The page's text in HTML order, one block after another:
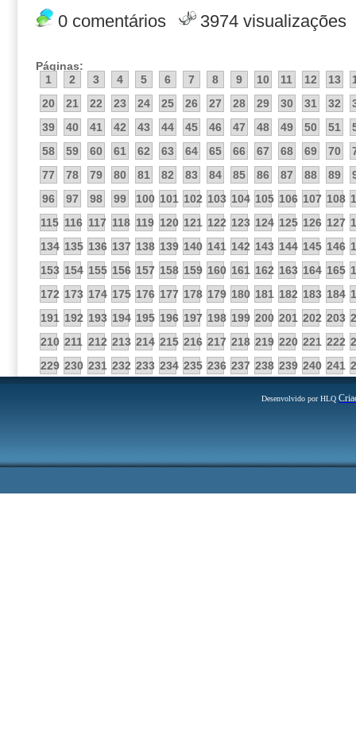
0 comentários 3974 visualizações
Páginas:
1
2 3 4 5 6 7 8 9 10 11 12 13
20
21 22 23 24 25 26 27 28 29 30 31 32
39
40 41 42 43 44 45 46 47 48 49 50 51
58
59 60 61 62 63 64 65 66 67 68 69 70
77
78 79 80 81 82 83 84 85 86 87 88 89
96
97 98 99 100 101 102 103 104 105 106 107 108
115 116 117 118 119 120 121 122 123 124 125 126 127
134 135 136 137 138 139 140 141 142 143 144 145 146
153 154 155 156 157 158 159 160 161 162 163 164 165
172 173 174 175 176 177 178 179 180 181 182 183 184
191 192 193 194 195 196 197 198 199 200 201 202 203
210 211 212 213 214 215 216 217 218 219 220 221 222
229 230 231 232 233 234 235 236 237 238 239 240 241
Desenvolvido por HLQ